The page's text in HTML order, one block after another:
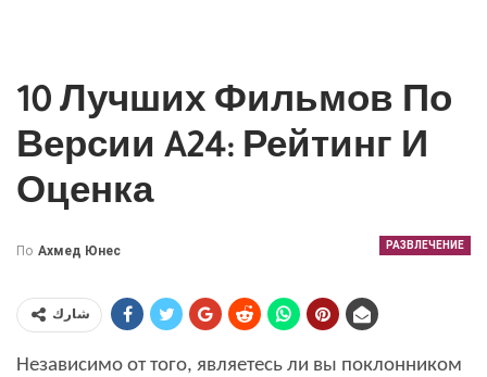
10 Лучших Фильмов По
Версии A24: Рейтинг И
Оценка
РАЗВЛЕЧЕНИЕ
По Ахмед Юнес
شارك
Независимо от того, являетесь ли вы поклонником